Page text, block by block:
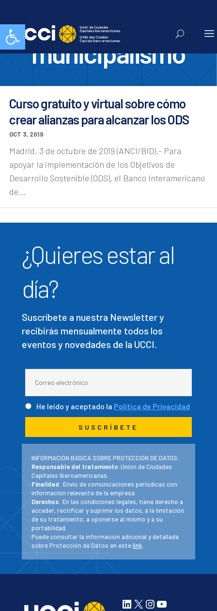
Abrir barra de herramientas
cursos online
municipalismo
Curso gratuito y virtual sobre cómo
crear alianzas para alcanzar los ODS
OCT 3, 2019
Madrid, 3 de octubre de 2019 (ANCI/BID).- Para
apoyar la implementación de los Objetivos de
Desarrollo Sostenible (ODS), el Banco Interamericano
de...
¿Quieres estar al
día?
Suscríbete a nuestra Newsletter y
recibirás mensualmente todos los
eventos y novedades de la UCCI.
He leído y aceptado la Política de Privacidad
INFORMACIÓN BÁSICA SOBRE PROTECCIÓN DE DATOS:
Responsable del tratamiento:Unión de Ciudades
Capitales Iberoamericanas.
Finalidad: Envío de comunicaciones periodicas con
información relevante de la empresa.
Derechos: En las condiciones legales, tiene derecho a
acceder, rectificar y suprimir los datos, a la limitación
de su tratamiento, a oponerse al mismo y a su
portabilidad.
Puede consultar la información adicional y detallada
sobre Protección de Datos en estelink
LinkedIn
X Instagram
YouTube